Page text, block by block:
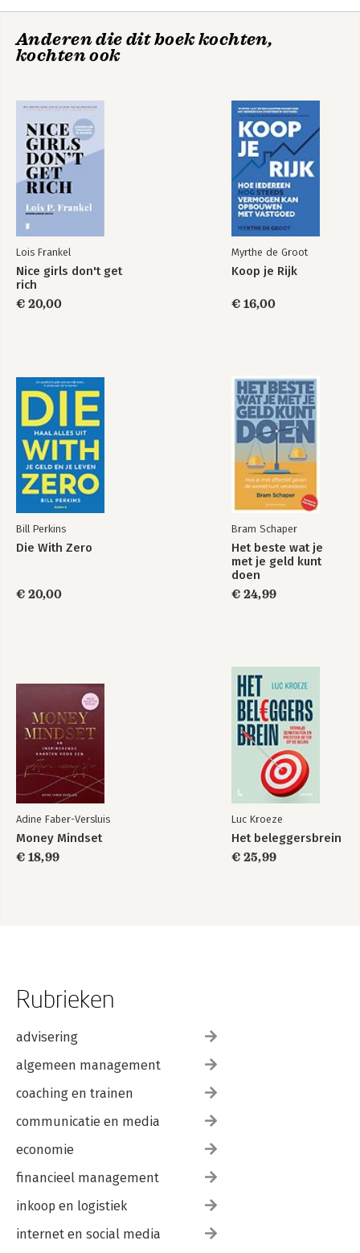
Paradigm, Change
Your Life
Bekijk alle boeken
8. Het scherp van de snede
9. Denk niet achteruit
Dankbetuigingen
Additionele programma's en producten
Van het bureau van Bob Proctor
Anderen die dit boek kochten,
kochten ook
Lois Frankel
Nice girls don't get
rich
€ 20,00
Myrthe de Groot
Koop je Rijk
€ 16,00
Bill Perkins
Die With Zero
€ 20,00
Bram Schaper
Het beste wat je
met je geld kunt
doen
€ 24,99
Adine Faber-Versluis
Money Mindset
€ 18,99
Luc Kroeze
Het beleggersbrein
€ 25,99
Rubrieken
advisering
algemeen management
coaching en trainen
communicatie en media
economie
financieel management
inkoop en logistiek
internet en social media